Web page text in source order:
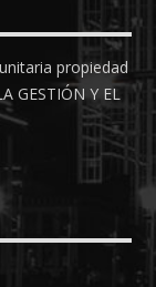
propiedad
GESTIÓN Y EL